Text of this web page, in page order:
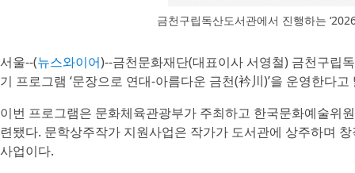
금천구립독산도서관에서 진행하는
서울--(뉴스와이어)--금천문화재단(대표이사 서영철) 금천구립
기 프로그램 ‘문장으로 연대-아름다운 금천(衿川)’을 운영한다고
이번 프로그램은 문화체육관광부가 주최하고 한국문화예술위
련됐다. 문학상주작가 지원사업은 작가가 도서관에 상주하며
사업이다.